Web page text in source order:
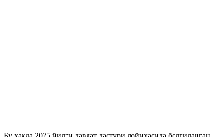
Бу ҳақда 2025 йилги давлат дастури лойиҳасида белгиланган.